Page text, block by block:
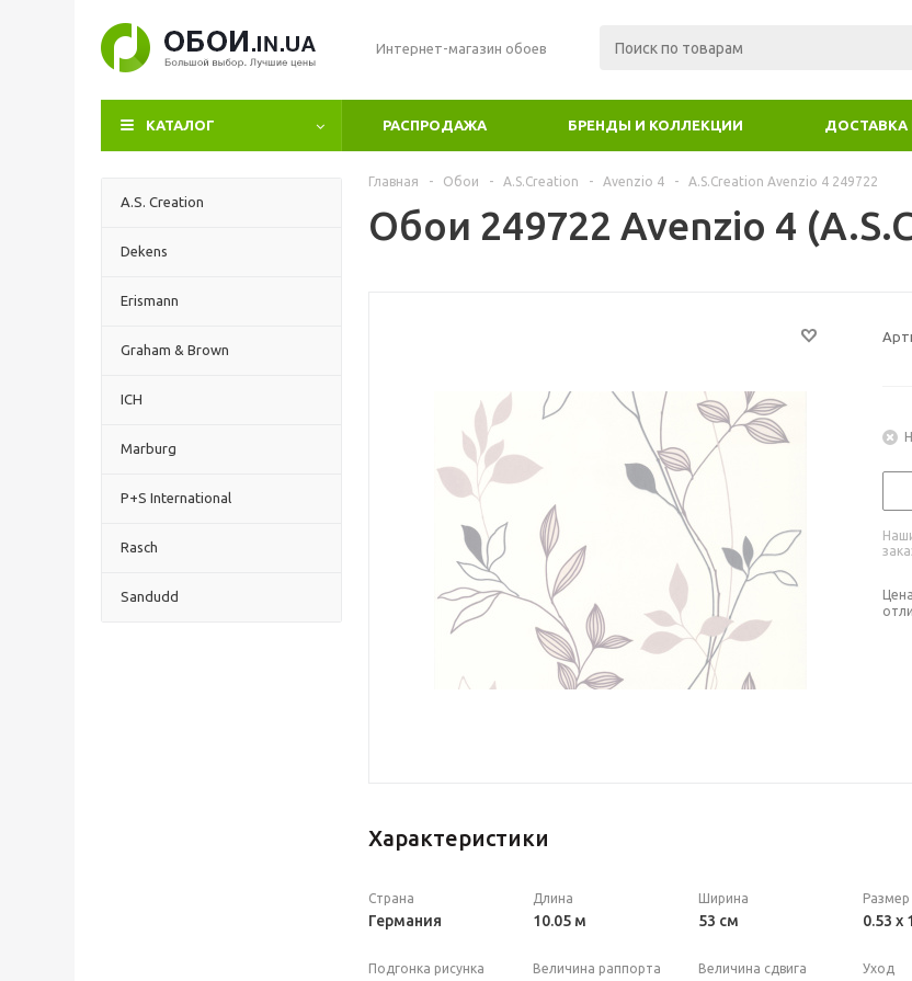
Интернет-магазин обоев
КАТАЛОГ РАСПРОДАЖА БРЕНДЫ И КОЛЛЕКЦИИ ДОСТАВКА
A.S. Creation
Dekens
Erismann
Graham & Brown
ICH
Marburg
P+S International
Rasch
Sandudd
Главная - Обои - A.S.Creation - Avenzio 4 - A.S.Creation Avenzio 4 249722
Обои 249722 Avenzio 4
Характеристики
Страна
Германия
Длина
10.05 м
Ширина
53 см
Размер
0.53 x
Подгонка рисунка Величина раппорта Величина сдвига Уход